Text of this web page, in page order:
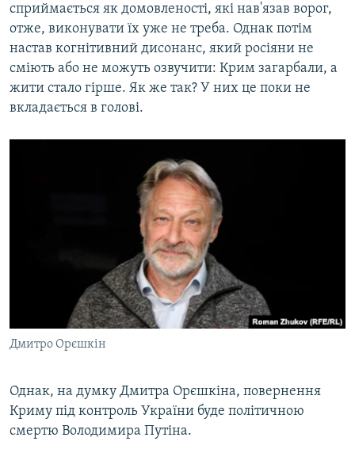
сприймається як домовленості, які нав'язав ворог,
отже, виконувати їх уже не треба. Однак потім
настав когнітивний дисонанс, який росіяни не
сміють або не можуть озвучити: Крим загарбали, а
жити стало гірше. Як же так? У них це поки не
вкладається в голові.
Дмитро Орєшкін
Однак, на думку Дмитра Орєшкіна, повернення
Криму під контроль України буде політичною
смертю Володимира Путіна.